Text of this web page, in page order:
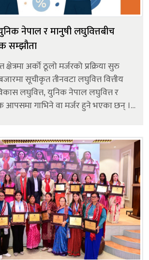
नेपाल र मानुषी लघुवित्तबीच
सम्झौता
अर्को ठूलो मर्जरको प्रक्रिया सुरु
सूचीकृत तीनवटा लघुवित्त वित्तीय
लघुवित्त, युनिक नेपाल लघुवित्त र
आपसमा गाभिने वा मर्जर हुने भएका छन् ।